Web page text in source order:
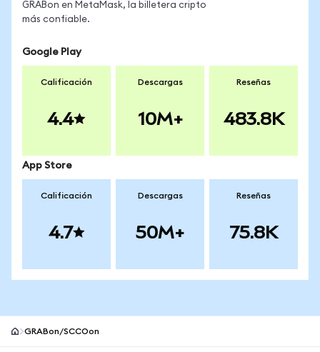
GRABon en MetaMask, la billetera cripto
más confiable.
Google Play
Calificación
4.4
Descargas
10M+
Reseñas
483.8K
App Store
Calificación
4.7
Descargas
50M+
Reseñas
75.8K
GRABon/SCCOon